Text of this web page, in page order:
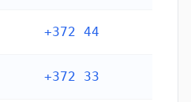
+372 44
+372 33